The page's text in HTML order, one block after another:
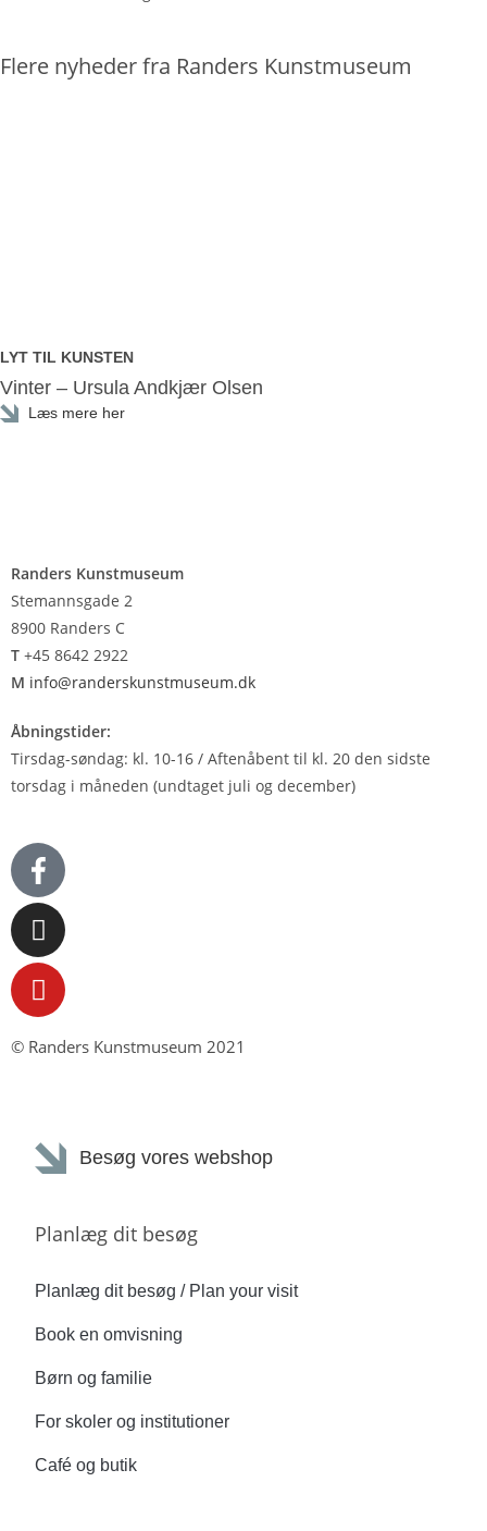
Flere nyheder fra Randers Kunstmuseum
LYT TIL KUNSTEN
Vinter – Ursula Andkjær Olsen
Læs mere her
Randers Kunstmuseum
Stemannsgade 2
8900 Randers C
T +45 8642 2922
M info@randerskunstmuseum.dk
Åbningstider:
Tirsdag-søndag: kl. 10-16 / Aftenåbent til kl. 20 den sidste
torsdag i måneden (undtaget juli og december)
© Randers Kunstmuseum 2021
Besøg vores webshop
Planlæg dit besøg
Planlæg dit besøg / Plan your visit
Book en omvisning
Børn og familie
For skoler og institutioner
Café og butik